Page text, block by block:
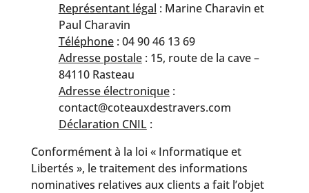
Représentant légal : Marine Charavin et
Paul Charavin
Téléphone: 04 90 46 13 69
Adresse postale: 15, route de la cave –
84110 Rasteau
Adresse électronique:
contact@coteauxdestravers.com
Déclaration CNIL :
Conformément à la loi « Informatique et
Libertés », le traitement des informations
nominatives relatives aux clients a fait l’objet